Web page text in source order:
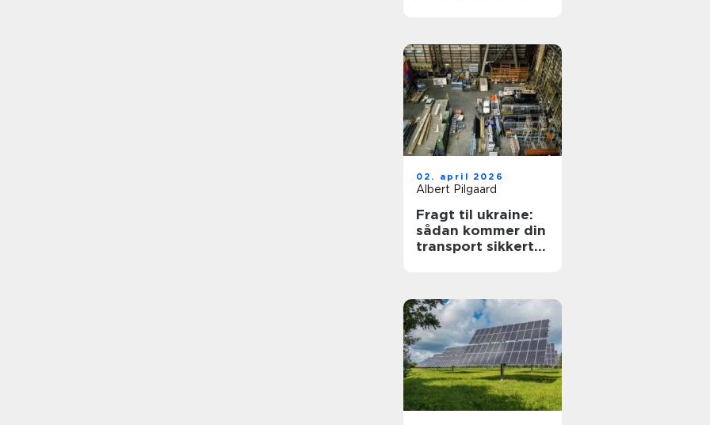
02. april 2026
Albert Pilgaard
Fragt til ukraine:
sådan kommer din
transport sikkert